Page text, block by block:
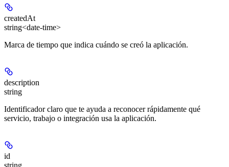
createdAt
string<date-time>
Marca de tiempo que indica cuándo se creó la aplicación.
description
string
Identificador claro que te ayuda a reconocer rápidamente qué
servicio, trabajo o integración usa la aplicación.
id
string